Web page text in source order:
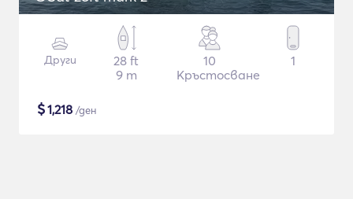
Други
28 ft
9 m
10
Кръстосване
1
$1,218 /ден